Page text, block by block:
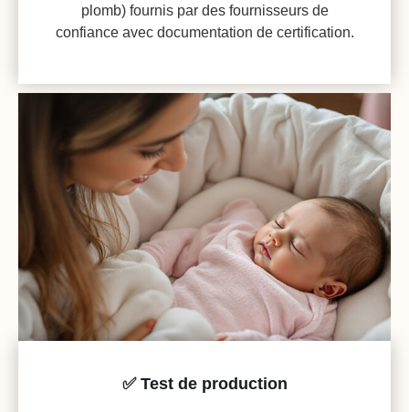
plomb) fournis par des fournisseurs de
confiance avec documentation de certification.
✅ Test de production